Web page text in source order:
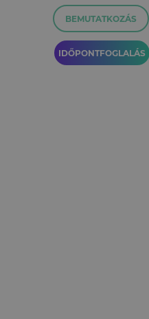
BEMUTATKOZÁS
IDŐPONTFOGLALÁS